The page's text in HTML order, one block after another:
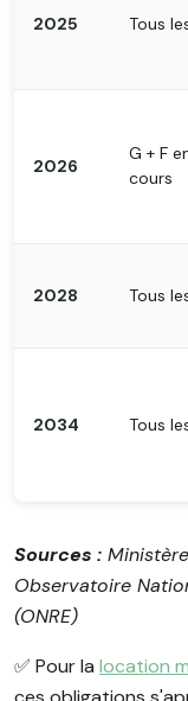
2025 Tous
2026
G + F
cours
2028 Tous
2034 Tous
Sources :
Observatoire
(ONRE)
✅ Pour la location